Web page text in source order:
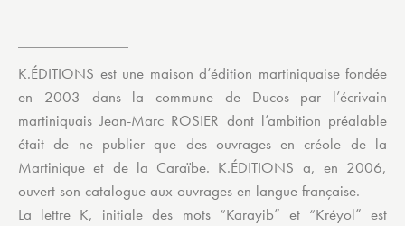
K.ÉDITIONS est une maison d’édition martiniquaise fondée
en 2003 dans la commune de Ducos par l’écrivain
martiniquais Jean-Marc ROSIER dont l’ambition préalable
était de ne publier que des ouvrages en créole de la
Martinique et de la Caraïbe. K.ÉDITIONS a, en 2006,
ouvert son catalogue aux ouvrages en langue française.
La lettre K, initiale des mots “Karayib” et “Kréyol” est